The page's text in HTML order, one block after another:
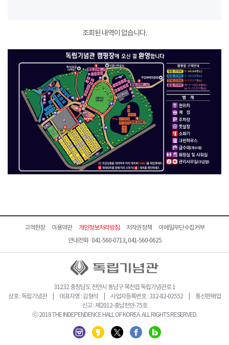
조회된 내역이 없습니다.
고객헌장 이용약관 개인정보처리방침 저작권정책
이메일무단수집거부
안내전화 041-560-0713, 041-560-0625
31232 충청남도 천안시 동남구 목천읍 독립기념관로 1
상호 : 독립기념관 | 대표자명 : 김형석 | 사업자등록번호 : 312-82-02552 | 통신판매업
신고 : 제2012-충남천안-75호
ⓒ 2018 THE INDEPENDENCE HALL OF KOREA. ALL RIGHTS RESERVED.